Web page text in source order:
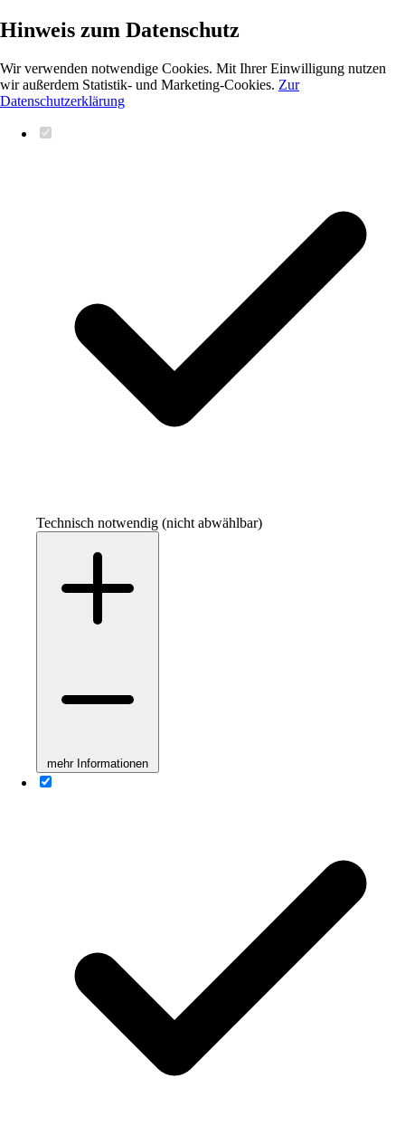
Hinweis zum Datenschutz
Wir verwenden notwendige Cookies. Mit Ihrer Einwilligung nutzen
wir außerdem Statistik- und Marketing-Cookies. Zur
Datenschutzerklärung
Technisch notwendig (nicht abwählbar)
mehr Informationen